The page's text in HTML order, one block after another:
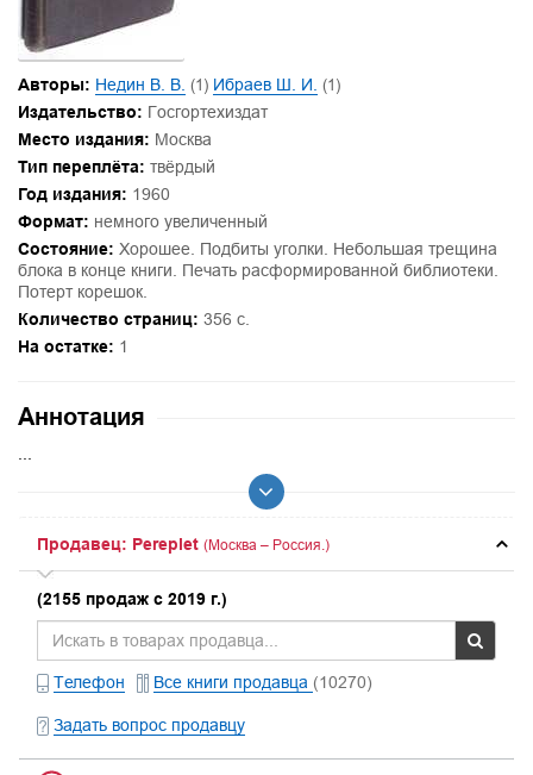
Авторы: Недин В. В. (1) Ибраев Ш. И. (1)
Издательство: Госгортехиздат
Место издания: Москва
Тип переплёта: твёрдый
Год издания: 1960
Формат: немного увеличенный
Состояние: Хорошее. Подбиты уголки. Небольшая трещина
блока в конце книги. Печать расформированной библиотеки.
Потерт корешок.
Количество страниц: 356 с.
На остатке: 1
Аннотация
Продавец: Pereplet (Москва – Россия.)
(2155 продаж с 2019 г.)
Телефон Все книги продавца (10270)
Задать вопрос продавцу